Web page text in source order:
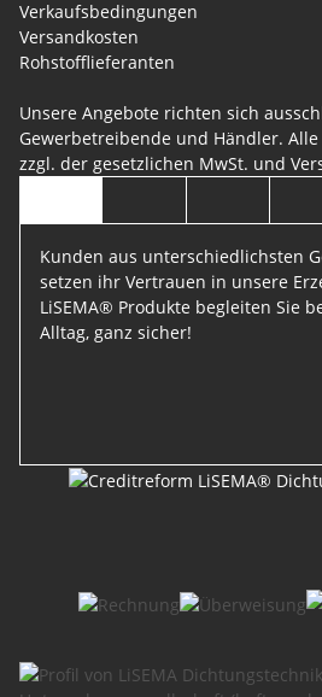
Verkaufsbedingungen
Versandkosten
Rohstofflieferanten
Unsere Angebote richten sich
Gewerbetreibende und Händler.
zzgl. der gesetzlichen MwSt. und
Kunden aus unterschiedlichsten
setzen ihr Vertrauen in unsere
LiSEMA® Produkte begleiten Sie
Alltag, ganz sicher!